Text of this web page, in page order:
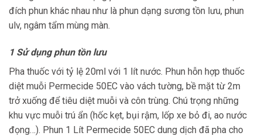
đích phun khác nhau như là phun dạng sương tồn lưu, phun
ulv, ngâm tẩm mùng màn.
1 Sử dụng phun tồn lưu
Pha thuốc với tỷ lệ 20ml với 1 lít nước. Phun hỗn hợp thuốc
diệt muỗi Permecide 50EC vào vách tường, bề mặt từ 2m
trở xuống để tiêu diệt muỗi và côn trùng. Chú trọng những
khu vực muỗi trú ẩn (hốc kẹt, bụi rậm, lốp xe bỏ đi, ao nước
đọng…). Phun 1 Lít Permecide 50EC dung dịch đã pha cho